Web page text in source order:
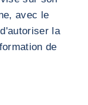
avec le
la
de